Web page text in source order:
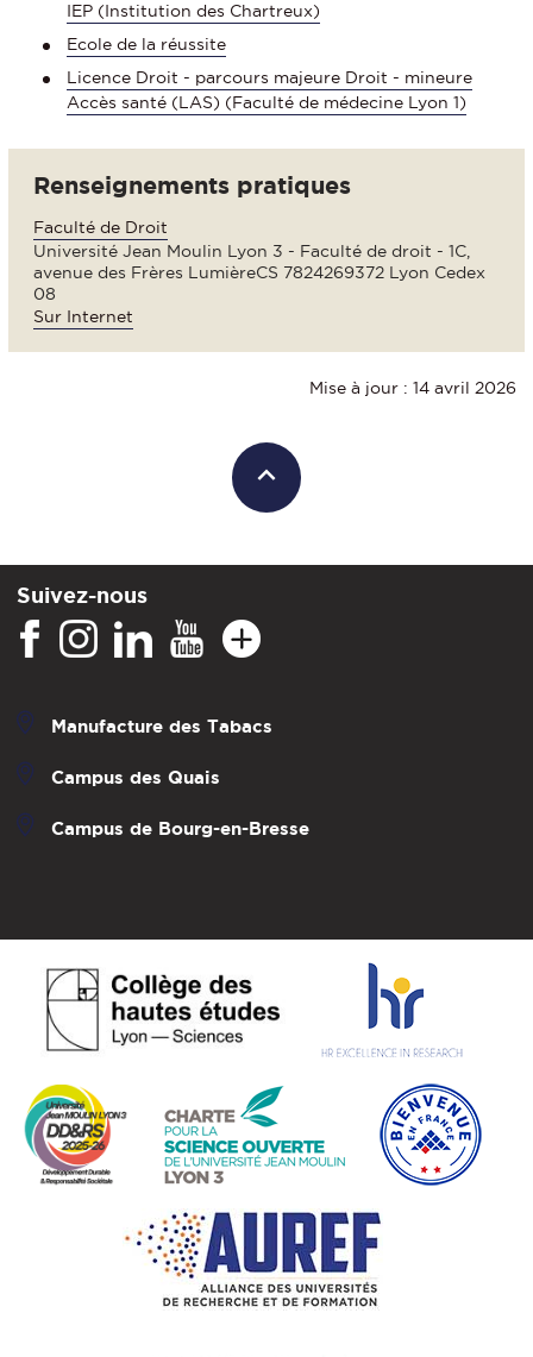
IEP (Institution des Chartreux)
Ecole de la réussite
Licence Droit - parcours majeure Droit - mineure
Accès santé (LAS) (Faculté de médecine Lyon 1)
Renseignements pratiques
Faculté de Droit
Université Jean Moulin Lyon 3 - Faculté de droit - 1C,
avenue des Frères LumièreCS 7824269372 Lyon Cedex
08
Sur Internet
Mise à jour : 14 avril 2026
Suivez-nous
Manufacture des Tabacs
Campus des Quais
Campus de Bourg-en-Bresse